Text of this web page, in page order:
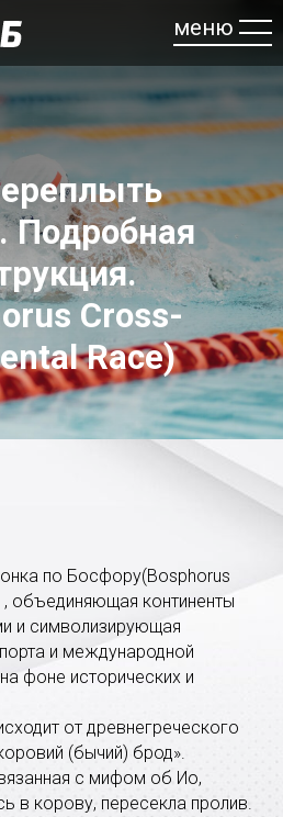
меню
Подробная
Cross-
Race)
по Босфору(Bosphorus
, объединяющая континенты
и символизирующая
и международной
фоне исторических и
от древнегреческого
(бычий) брод».
с мифом об Ио,
в корову, пересекла пролив.